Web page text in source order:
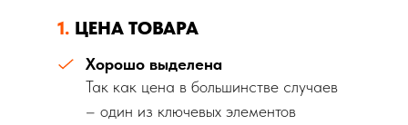
1. ЦЕНА ТОВАРА
Хорошо выделена
Так как цена в большинстве случаев
– один из ключевых элементов